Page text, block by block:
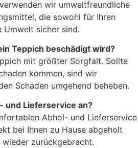
wir umweltfreundliche
die sowohl für Ihren
Umwelt sicher sind.
Teppich beschädigt wird?
mit größter Sorgfalt. Sollte
kommen, sind wir
Schaden umgehend beheben.
und Lieferservice an?
Abhol- und Lieferservice
bei Ihnen zu Hause abgeholt
wieder zurückgebracht.